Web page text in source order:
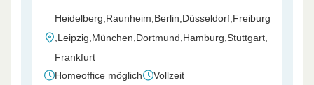
Heidelberg,Raunheim,Berlin,Düsseldorf,Freiburg
,Leipzig,München,Dortmund,Hamburg,Stuttgart,
Frankfurt
Homeoffice möglich
Vollzeit